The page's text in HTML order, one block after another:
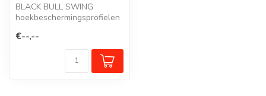
BLACK BULL SWING
hoekbeschermingsprofielen
magazijnen ...
€--,--